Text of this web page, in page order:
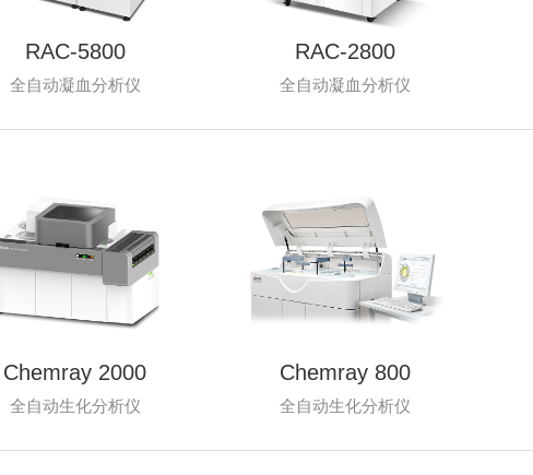
RAC-5800
全自动凝血分析仪
RAC-2800
全自动凝血分析仪
Chemray 2000
全自动生化分析仪
Chemray 800
全自动生化分析仪